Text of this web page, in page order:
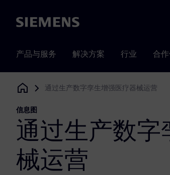
Siemens
产品与服务 解决方案 行业 合
Siemens Digital Industries Software
通过生产数字孪生增强医疗器械运营
信息图
通过生产数字
械运营